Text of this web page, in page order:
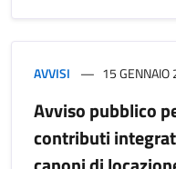
AVVISI 15
Avviso pubblico
contributi